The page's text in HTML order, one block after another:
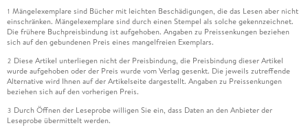
1 Mängelexemplare sind Bücher mit leichten Beschädigungen, die das Lesen aber nicht
einschränken. Mängelexemplare sind durch einen Stempel als solche gekennzeichnet.
Die frühere Buchpreisbindung ist aufgehoben. Angaben zu Preissenkungen beziehen
sich auf den gebundenen Preis eines mangelfreien Exemplars.
2 Diese Artikel unterliegen nicht der Preisbindung, die Preisbindung dieser Artikel
wurde aufgehoben oder der Preis wurde vom Verlag gesenkt. Die jeweils zutreffende
Alternative wird Ihnen auf der Artikelseite dargestellt. Angaben zu Preissenkungen
beziehen sich auf den vorherigen Preis.
3 Durch Öffnen der Leseprobe willigen Sie ein, dass Daten an den Anbieter der
Leseprobe übermittelt werden.